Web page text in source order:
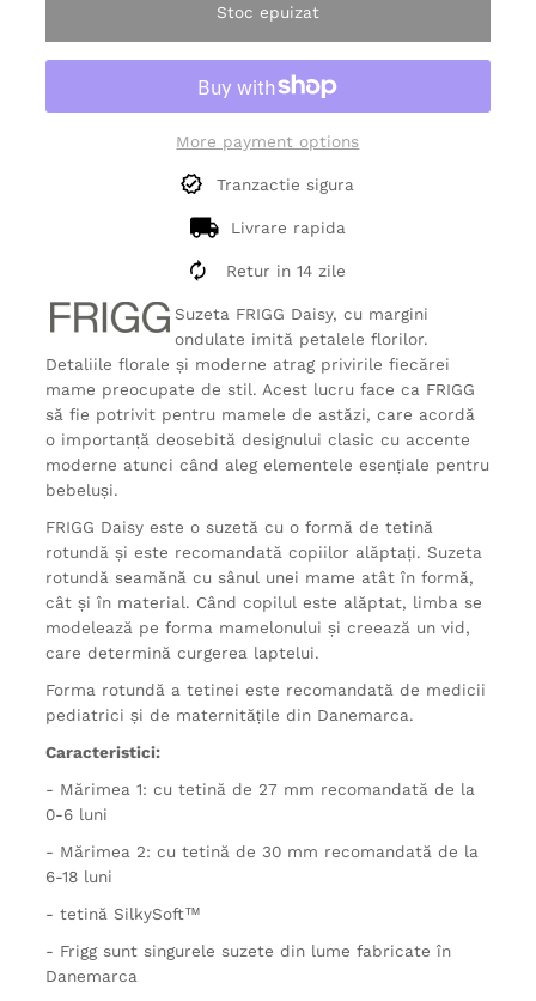
Stoc epuizat
More payment options
Tranzactie sigura
Livrare rapida
Retur in 14 zile
Suzeta FRIGG Daisy, cu margini
ondulate imită petalele florilor.
Detaliile florale și moderne atrag privirile fiecărei
mame preocupate de stil. Acest lucru face ca FRIGG
să fie potrivit pentru mamele de astăzi, care acordă
o importanță deosebită designului clasic cu accente
moderne atunci când aleg elementele esențiale pentru
bebeluși.
FRIGG Daisy este o suzetă cu o formă de tetină
rotundă și este recomandată copiilor alăptați. Suzeta
rotundă seamănă cu sânul unei mame atât în formă,
cât și în material. Când copilul este alăptat, limba se
modelează pe forma mamelonului și creează un vid,
care determină curgerea laptelui.
Forma rotundă a tetinei este recomandată de medicii
pediatrici și de maternitățile din Danemarca.
Caracteristici:
- Mărimea 1: cu tetină de 27 mm recomandată de la
0-6 luni
- Mărimea 2: cu tetină de 30 mm recomandată de la
6-18 luni
- tetină SilkySoft™
- Frigg sunt singurele suzete din lume fabricate în
Danemarca